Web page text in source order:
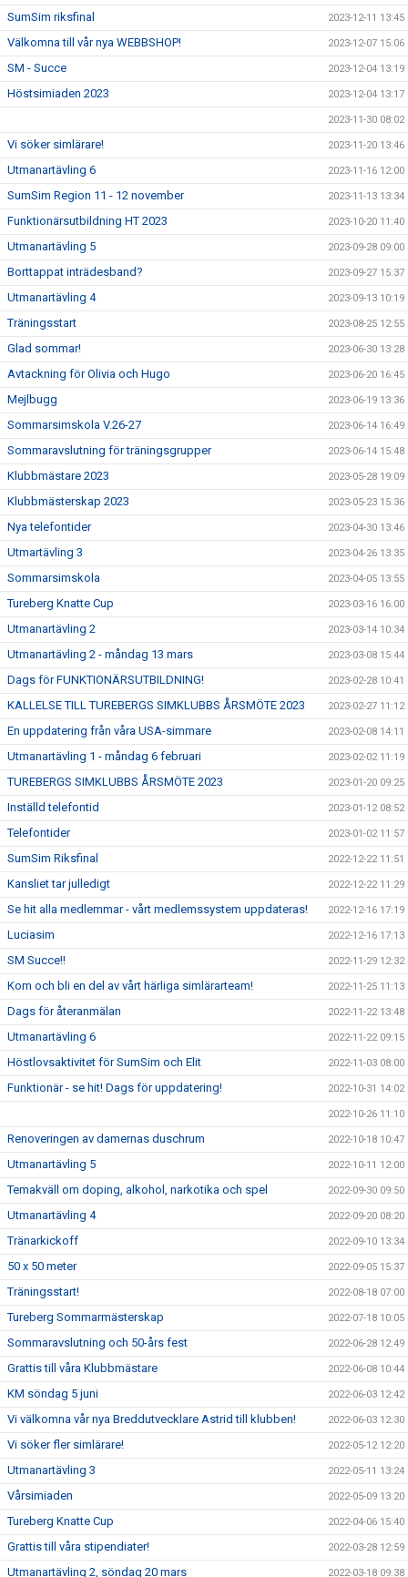
SumSim riksfinal 2023-12-11 13:45
Välkomna till vår nya WEBBSHOP! 2023-12-07 15:06
SM - Succe 2023-12-04 13:19
Höstsimiaden 2023 2023-12-04 13:17
2023-11-30 08:02
Vi söker simlärare! 2023-11-20 13:46
Utmanartävling 6 2023-11-16 12:00
SumSim Region 11 - 12 november 2023-11-13 13:34
Funktionärsutbildning HT 2023 2023-10-20 11:40
Utmanartävling 5 2023-09-28 09:00
Borttappat inträdesband? 2023-09-27 15:37
Utmanartävling 4 2023-09-13 10:19
Träningsstart 2023-08-25 12:55
Glad sommar! 2023-06-30 13:28
Avtackning för Olivia och Hugo 2023-06-20 16:45
Mejlbugg 2023-06-19 13:36
Sommarsimskola V.26-27 2023-06-14 16:49
Sommaravslutning för träningsgrupper 2023-06-14 15:48
Klubbmästare 2023 2023-05-28 19:09
Klubbmästerskap 2023 2023-05-23 15:36
Nya telefontider 2023-04-30 13:46
Utmartävling 3 2023-04-26 13:35
Sommarsimskola 2023-04-05 13:55
Tureberg Knatte Cup 2023-03-16 16:00
Utmanartävling 2 2023-03-14 10:34
Utmanartävling 2 - måndag 13 mars 2023-03-08 15:44
Dags för FUNKTIONÄRSUTBILDNING! 2023-02-28 10:41
KALLELSE TILL TUREBERGS SIMKLUBBS ÅRSMÖTE 2023 2023-02-27 11:12
En uppdatering från våra USA-simmare 2023-02-08 14:11
Utmanartävling 1 - måndag 6 februari 2023-02-02 11:19
TUREBERGS SIMKLUBBS ÅRSMÖTE 2023 2023-01-20 09:25
Inställd telefontid 2023-01-12 08:52
Telefontider 2023-01-02 11:57
SumSim Riksfinal 2022-12-22 11:51
Kansliet tar julledigt 2022-12-22 11:29
Se hit alla medlemmar - vårt medlemssystem uppdateras! 2022-12-16 17:19
Luciasim 2022-12-16 17:13
SM Succe!! 2022-11-29 12:32
Kom och bli en del av vårt härliga simlärarteam! 2022-11-25 11:13
Dags för återanmälan 2022-11-22 13:48
Utmanartävling 6 2022-11-22 09:15
Höstlovsaktivitet för SumSim och Elit 2022-11-03 08:00
Funktionär - se hit! Dags för uppdatering! 2022-10-31 14:02
2022-10-26 11:10
Renoveringen av damernas duschrum 2022-10-18 10:47
Utmanartävling 5 2022-10-11 12:00
Temakväll om doping, alkohol, narkotika och spel 2022-09-30 09:50
Utmanartävling 4 2022-09-20 08:20
Tränarkickoff 2022-09-10 13:34
50 x 50 meter 2022-09-05 15:37
Träningsstart! 2022-08-18 07:00
Tureberg Sommarmästerskap 2022-07-18 10:05
Sommaravslutning och 50-års fest 2022-06-28 12:49
Grattis till våra Klubbmästare 2022-06-08 10:44
KM söndag 5 juni 2022-06-03 12:42
Vi välkomna vår nya Breddutvecklare Astrid till klubben! 2022-06-03 12:30
Vi söker fler simlärare! 2022-05-12 12:20
Utmanartävling 3 2022-05-11 13:24
Vårsimiaden 2022-05-09 13:20
Tureberg Knatte Cup 2022-04-06 15:40
Grattis till våra stipendiater! 2022-03-28 12:59
Utmanartävling 2, söndag 20 mars 2022-03-18 09:38